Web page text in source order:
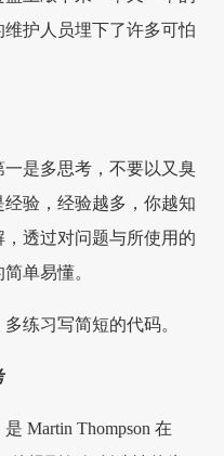
护人员埋下了许多可怕
是多思考，不要以又臭
验，经验越多，你越知
透过对问题与所使用的
单易懂。
练习写简短的代码。
Martin Thompson 在